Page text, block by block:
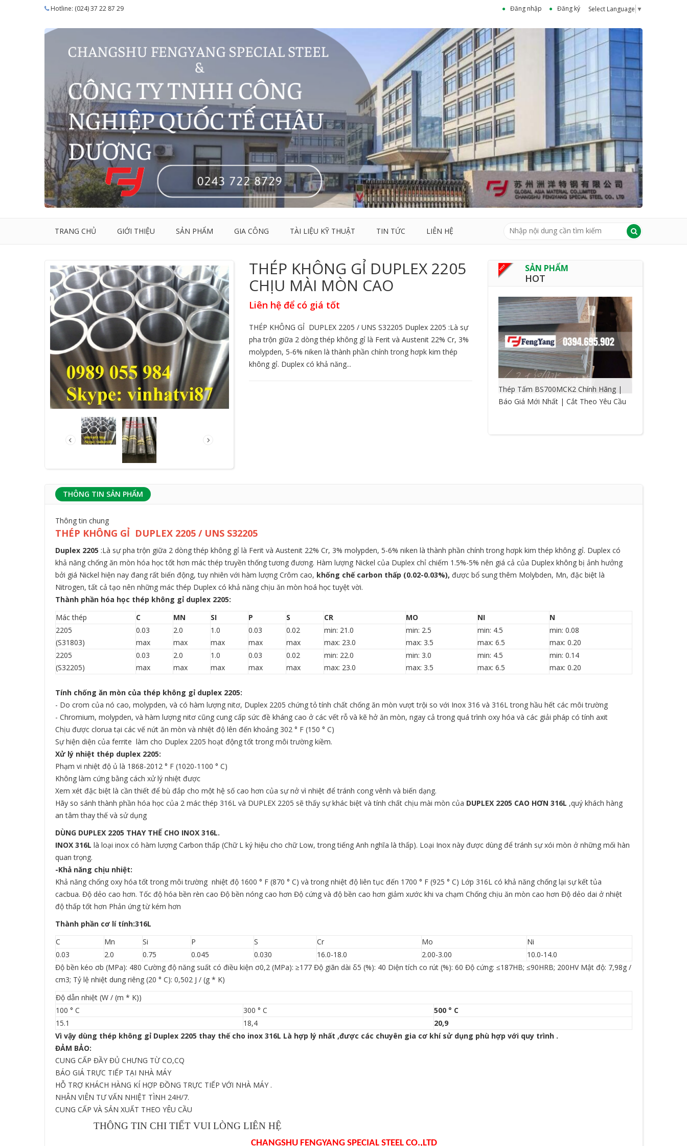
Hotline: (024) 37 22 87 29 Đăng nhập Đăng ký Select Language ▼
TRANG CHỦ GIỚI THIỆU SẢN PHẨM GIA CÔNG TÀI LIỆU KỸ THUẬT TIN TỨC LIÊN HỆ
THÉP KHÔNG GỈ DUPLEX 2205
CHỊU MÀI MÒN CAO
Liên hệ để có giá tốt
THÉP KHÔNG GỈ DUPLEX 2205 / UNS S32205 Duplex 2205 :Là sự
pha trộn giữa 2 dòng thép không gỉ là Ferit và Austenit 22% Cr, 3%
molypden, 5-6% niken là thành phần chính trong hơpk kim thép
không gỉ. Duplex có khả năng...
SẢN PHẨM
HOT
Thép Tấm BS700MCK2 Chính Hãng |
Báo Giá Mới Nhất | Cắt Theo Yêu Cầu
THÔNG TIN SẢN PHẨM
Thông tin chung
THÉP KHÔNG GỈ DUPLEX 2205 / UNS S32205
Duplex 2205 :Là sự pha trộn giữa 2 dòng thép không gỉ là Ferit và Austenit 22% Cr, 3% molypden, 5-6% niken là thành phần chính trong hơpk kim thép không gỉ. Duplex có
khả năng chống ăn mòn hóa học tốt hơn mác thép truyền thống tương đương. Hàm lượng Nickel của Duplex chỉ chiếm 1.5%-5% nên giá cả của Duplex không bị ảnh hưởng
bởi giá Nickel hiện nay đang rất biến động, tuy nhiên với hàm lượng Crôm cao, khống chế carbon thấp (0.02-0.03%), được bổ sung thêm Molybden, Mn, đặc biệt là
Nitrogen, tất cả tạo nên những mác thép Duplex có khả năng chịu ăn mòn hoá học tuyệt vời.
Thành phần hóa học thép không gỉ duplex 2205:
Mác thép
C MN SI P S CR MO NI
N
2205
(S31803)
0.03
max
2.0
max
1.0
max
0.03
max
0.02
max
min: 21.0
max: 23.0
min: 2.5
max: 3.5
min: 4.5
max: 6.5
min: 0.08
max: 0.20
2205
(S32205)
0.03
max
2.0
max
1.0
max
0.03
max
0.02
max
min: 22.0
max: 23.0
min: 3.0
max: 3.5
min: 4.5
max: 6.5
min: 0.14
max: 0.20
Tính chống ăn mòn của thép không gỉ duplex 2205:
- Do crom của nó cao, molypden, và có hàm lượng nitơ, Duplex 2205 chứng tỏ tính chất chống ăn mòn vượt trội so với Inox 316 và 316L trong hầu hết các môi trường
- Chromium, molypden, và hàm lượng nitơ cũng cung cấp sức đề kháng cao ở các vết rỗ và kẽ hở ăn mòn, ngay cả trong quá trình oxy hóa và các giải pháp có tính axit
Chịu được clorua tại các vế nứt ăn mòn và nhiệt độ lên đến khoảng 302 ° F (150 ° C)
Sự hiện diện của ferrite làm cho Duplex 2205 hoạt động tốt trong môi trường kiềm.
Xử lý nhiệt thép duplex 2205:
Phạm vi nhiệt độ ủ là 1868-2012 ° F (1020-1100 ° C)
Không làm cứng bằng cách xử lý nhiệt được
Xem xét đặc biệt là cần thiết để bù đắp cho một hệ số cao hơn của sự nở vì nhiệt để tránh cong vênh và biến dạng.
Hãy so sánh thành phần hóa học của 2 mác thép 316L và DUPLEX 2205 sẽ thấy sự khác biệt và tính chất chịu mài mòn của DUPLEX 2205 CAO HƠN 316L ,quý khách hàng
an tâm thay thế và sử dụng
DÙNG DUPLEX 2205 THAY THẾ CHO INOX 316L.
INOX 316L là loại inox có hàm lượng Carbon thấp (Chữ L ký hiệu cho chữ Low, trong tiếng Anh nghĩa là thấp). Loại Inox này được dùng để tránh sự xói mòn ở những mối hàn
quan trọng.
-Khả năng chịu nhiệt:
Khả năng chống oxy hóa tốt trong môi trường nhiệt độ 1600 ° F (870 ° C) và trong nhiệt độ liên tục đến 1700 ° F (925 ° C) Lớp 316L có khả năng chống lại sự kết tủa
cacbua. Độ dẻo cao hơn. Tốc độ hóa bền rèn cao Độ bền nóng cao hơn Độ cứng và độ bền cao hơn giảm xước khi va chạm Chống chịu ăn mòn cao hơn Độ dẻo dai ở nhiệt
độ thấp tốt hơn Phản ứng từ kém hơn
Thành phần cơ lí tính:316L
C
Mn Si P S Cr Mo
Ni
0.03
2.0 0.75 0.045 0.030 16.0-18.0 2.00-3.00
10.0-14.0
Độ bền kéo σb (MPa): 480 Cường độ năng suất có điều kiện σ0,2 (MPa): ≥177 Độ giãn dài δ5 (%): 40 Diện tích co rút (%): 60 Độ cứng: ≤187HB; ≤90HRB; 200HV Mật độ: 7,98g /
cm3; Tỷ lệ nhiệt dung riêng (20 ° C): 0,502 J / (g * K)
Độ dẫn nhiệt (W / (m * K))
100 ° C
300 ° C
500 ° C
15.1
18,4
20,9
Vì vậy dùng thép không gỉ Duplex 2205 thay thế cho inox 316L Là hợp lý nhất ,được các chuyên gia cơ khí sử dụng phù hợp với quy trình .
ĐẢM BẢO:
CUNG CẤP ĐẦY ĐỦ CHƯNG TỪ CO,CQ
BÁO GIÁ TRỰC TIẾP TẠI NHÀ MÁY
HỖ TRỢ KHÁCH HÀNG KÍ HỢP ĐỒNG TRỰC TIẾP VỚI NHÀ MÁY .
NHÂN VIÊN TƯ VẤN NHIỆT TÌNH 24H/7.
CUNG CẤP VÀ SẢN XUẤT THEO YÊU CẦU
THÔNG TIN CHI TIẾT VUI LÒNG LIÊN HỆ
CHANGSHU FENGYANG SPECIAL STEEL CO.,LTD